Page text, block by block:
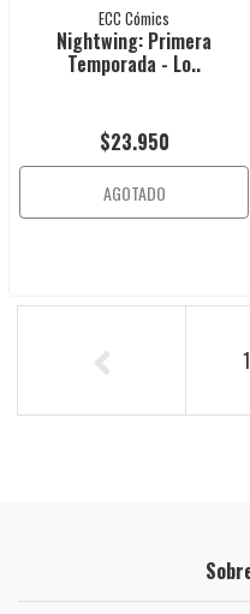
ECC Cómics
Nightwing: Primera
Temporada - Lo..
$23.950
AGOTADO
1